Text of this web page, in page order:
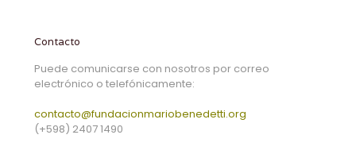
Contacto
Puede comunicarse con nosotros por correo
electrónico o telefónicamente:
contacto@fundacionmariobenedetti.org
(+598) 2407 1490